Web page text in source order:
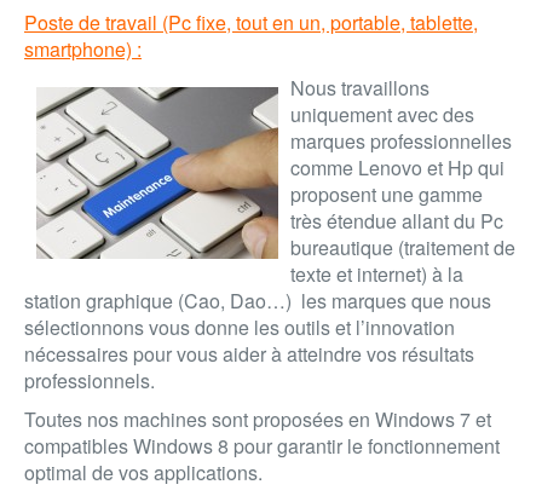
Poste de travail (Pc fixe, tout en un, portable, tablette,
smartphone) :
Nous travaillons
uniquement avec des
marques professionnelles
comme Lenovo et Hpqui
proposent une gamme
très étendue allant du Pc
bureautique (traitement de
texte et internet) à la
station graphique (Cao, Dao…) les marques que nous
sélectionnons vous donne les outils et l’innovation
nécessaires pour vous aider à atteindre vos résultats
professionnels.
Toutes nos machines sont proposées en Windows 7 et
compatibles Windows 8 pour garantir le fonctionnement
optimal de vos applications.